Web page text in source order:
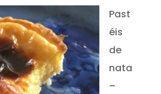
Past
éis
de
nata
–